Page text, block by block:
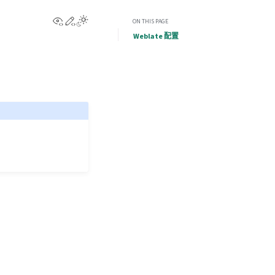
View this page
Edit this pageON THIS PAGE
Weblate 配置